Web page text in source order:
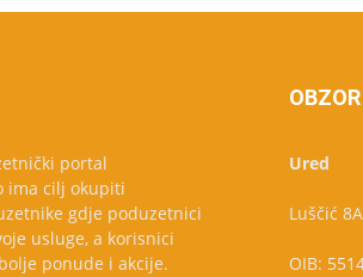
portal
ima cilj okupiti
gdje poduzetnici
usluge, a korisnici
ponude i akcije.
Ured
Luščić
OIB: